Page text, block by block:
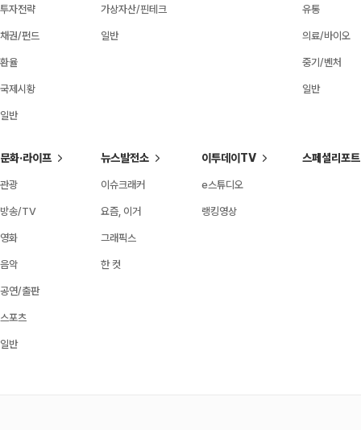
투자전략
채권/펀드
환율
국제시황
일반
가상자산/핀테크
일반
유통
의료/바이오
중기/벤처
일반
문화·라이프
관광
방송/TV
영화
음악
공연/출판
스포츠
일반
뉴스발전소
이슈크래커
요즘, 이거
그래픽스
한 컷
이투데이TV
e스튜디오
랭킹영상
스페셜리포트